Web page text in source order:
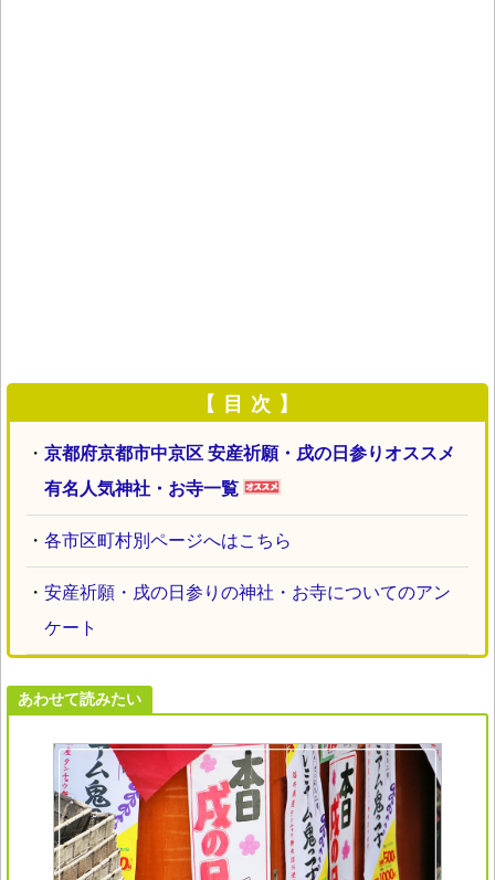
【 目 次 】
・ 京都府京都市中京区 安産祈願・戌の日参りオススメ
有名人気神社・お寺一覧
・ 各市区町村別ページへはこちら
・ 安産祈願・戌の日参りの神社・お寺についてのアン
ケート
あわせて読みたい